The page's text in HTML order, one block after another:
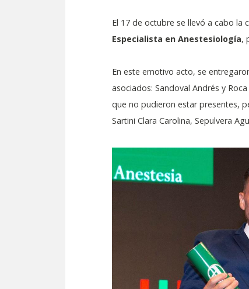
El 17 de octubre se llevó a cabo la
Especialista en Anestesiología,
En este emotivo acto, se
asociados: Sandoval Andrés y
que no pudieron estar presentes,
Sartini Clara Carolina, Sepulvera